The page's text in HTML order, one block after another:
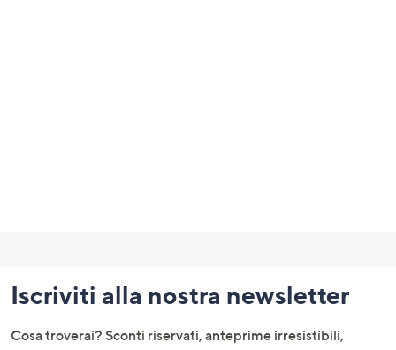
menu
e
Iscriviti alla nostra newsletter
Cosa troverai? Sconti riservati, anteprime irresistibili,